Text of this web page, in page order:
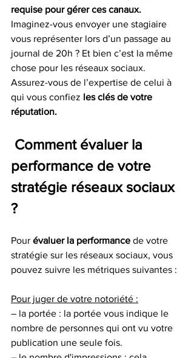
requise pour gérer ces canaux.
Imaginez-vous envoyer une stagiaire
vous représenter lors d’un passage au
journal de 20h ? Et bien c’est la même
chose pour les réseaux sociaux.
Assurez-vous de l’expertise de celui à
qui vous confiez les clés de votre
réputation.
performance de votre
stratégie réseaux sociaux
?
Pour évaluer la performance de votre
stratégie sur les réseaux sociaux, vous
pouvez suivre les métriques suivantes :
Pour juger de votre notoriété :
– la portée : la portée vous indique le
nombre de personnes qui ont vu votre
publication une seule fois.